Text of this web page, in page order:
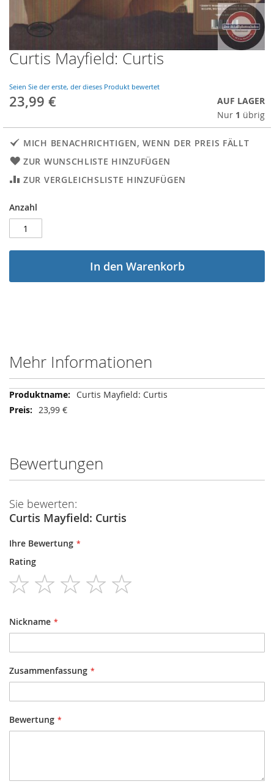
Skip
to
beginning
of
images
gallery
Curtis Mayfield: Curtis
Seien Sie der erste, der dieses Produkt bewertet
23,99 €
AUF LAGER
Nur 1 übrig
MICH BENACHRICHTIGEN, WENN DER PREIS FÄLLT
ZUR WUNSCHLISTE HINZUFÜGEN
ZUR VERGLEICHSLISTE HINZUFÜGEN
Anzahl
In den Warenkorb
Mehr Informationen
Mehr
Informationen
Curtis Mayfield: Curtis
23,99 €
Bewertungen
Sie bewerten:
Curtis Mayfield: Curtis
Ihre Bewertung
Rating
1
star
2
stars
3
stars
4
stars
Nickname
Zusammenfassung
Bewertung